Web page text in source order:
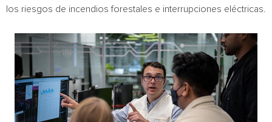
los riesgos de incendios forestales e interrupciones eléctricas.